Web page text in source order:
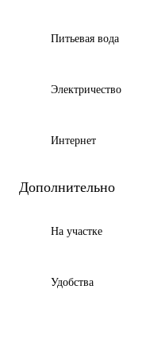
Питьевая вода
Электричество
Интернет
Дополнительно
На участке
Удобства